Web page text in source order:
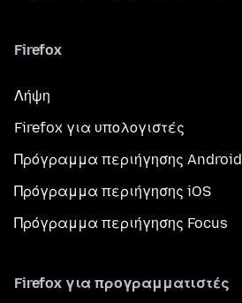
Firefox
Λήψη
Firefox για υπολογιστές
Πρόγραμμα περιήγησης Android
Πρόγραμμα περιήγησης iOS
Πρόγραμμα περιήγησης Focus
Firefox για προγραμματιστές